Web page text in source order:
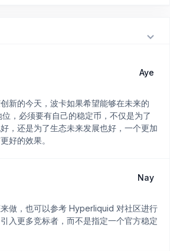
Aye
新的今天，波卡如果希望能够在未来的
，必须要有自己的稳定币，不仅是为了
，还是为了生态未来发展也好，一个更加
好的效果。
Nay
做，也可以参考 Hyperliquid 对社区进行
入更多竞标者，而不是指定一个官方稳定